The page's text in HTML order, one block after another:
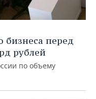
бизнеса перед
рублей
по объему